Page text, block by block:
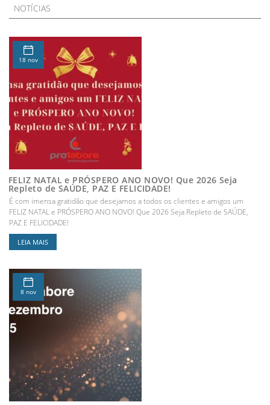
NOTÍCIAS
18 nov
FELIZ NATAL e PRÓSPERO ANO NOVO! Que 2026 Seja
Repleto de SAÚDE, PAZ E FELICIDADE!
É com imensa gratidão que desejamos a todos os clientes e amigos um
FELIZ NATAL e PRÓSPERO ANO NOVO! Que 2026 Seja Repleto de SAÚDE,
PAZ E FELICIDADE!
LEIA MAIS
8 nov